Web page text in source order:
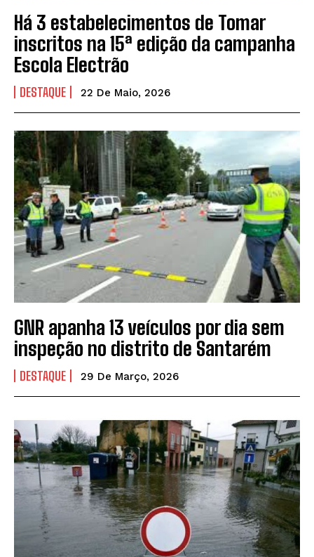
Há 3 estabelecimentos de Tomar
inscritos na 15ª edição da campanha
Escola Electrão
DESTAQUE 22 De Maio, 2026
GNR apanha 13 veículos por dia sem
inspeção no distrito de Santarém
DESTAQUE 29 De Março, 2026